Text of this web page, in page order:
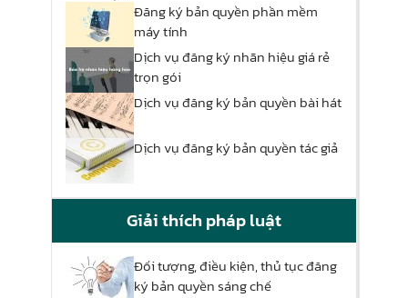
Đăng ký bản quyền phần mềm
máy tính
Dịch vụ đăng ký nhãn hiệu giá rẻ
trọn gói
Dịch vụ đăng ký bản quyền bài hát
Dịch vụ đăng ký bản quyền tác giả
Giải thích pháp luật
Đối tượng, điều kiện, thủ tục đăng
ký bản quyền sáng chế